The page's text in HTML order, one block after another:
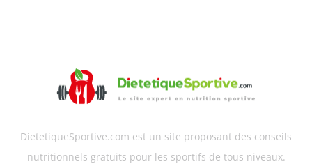
DietetiqueSportive.com est un site proposant des conseils
nutritionnels gratuits pour les sportifs de tous niveaux.